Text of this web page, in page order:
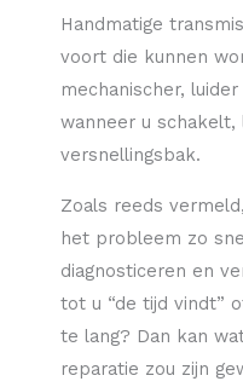
Handmatige
voort die kunnen
mechanischer,
wanneer u schakelt,
versnellingsbak.
Zoals reeds
het probleem zo
diagnosticeren en
tot u “de tijd vindt”
te lang? Dan kan
reparatie zou zijn